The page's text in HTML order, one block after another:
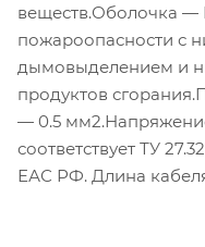
веществ.Оболочка —
пожароопасности с
дымовыделением и
продуктов
— 0.5
соответствует ТУ
ЕАС РФ. Длина